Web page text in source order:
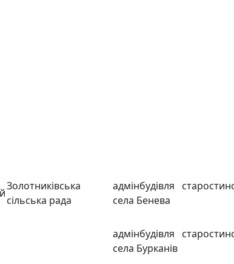
Золотниківська
сільська рада
адмінбудівля
села Бенева
адмінбудівля
села Бурканів